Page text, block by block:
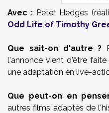
Avec : Peter Hedges
Odd Life of Timothy
Que sait-on d'autre ?
l'annonce vient d'être
une adaptation en live-
Que peut-on en
autres films adaptés de